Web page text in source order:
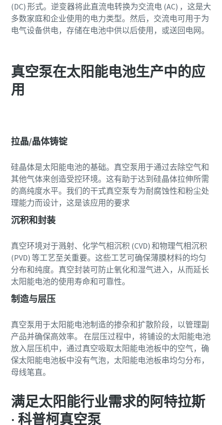
(DC) 形式。逆变器将此直流电转换为交流电 (AC) ，这是大
多数家庭和企业使用的电力类型。然后，交流电可用于为
电气设备供电，存储在电池中供以后使用，或送回电网。
真空泵在太阳能电池生产中的应
用
拉晶/晶体铸锭
硅晶体是太阳能电池的基础。真空泵用于通过去除空气和
其他气体来创造受控环境。这有助于达到硅晶体拉伸所需
的高纯度水平。我们的干式真空泵专为耐腐蚀性和粉尘处
理能力而设计，这是该应用的要求
沉积和封装
真空环境对于溅射、化学气相沉积 (CVD) 和物理气相沉积
(PVD) 等工艺至关重要。这些工艺可确保薄膜材料的均匀
分布和纯度。真空封装可防止氧化和湿气进入，从而延长
太阳能电池的使用寿命和可靠性。
制造与层压
真空泵用于太阳能电池制造的掺杂和扩散阶段，以管理副
产品并确保高效率。 在层压过程中，将铺设的太阳能电池
放入层压机中，通过真空吸取太阳能电池板中的空气，确
保太阳能电池板中没有气泡，太阳能电池板串均匀分布，
母线笔直。
满足太阳能行业需求的阿特拉斯
· 科普柯真空泵
请求
将能够通过收集的信息与您取得
联系。获取更多信息，请参阅我
们的隐私政策。
我已阅读并接受该隐私政策
境传输本人的个人信息
提交
请求
将能够通过收集的信息与您取得
联系。获取更多信息，请参阅我
们的隐私政策。
我已阅读并接受该隐私政策
境传输本人的个人信息
提交